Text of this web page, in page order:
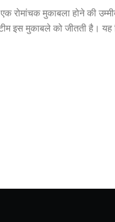
रोमांचक मुकाबला होने की
इस मुकाबले को जीतती है।